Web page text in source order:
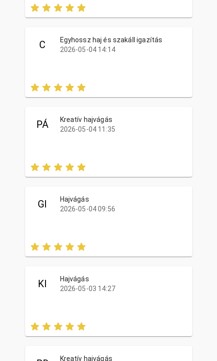
C
Egyhossz haj és szakáll igazítás
2026-05-04 14:14
PÁ
Kreatív hajvágás
2026-05-04 11:35
GI
Hajvágás
2026-05-04 09:56
KI
Hajvágás
2026-05-03 14:27
Kreatív hajvágás